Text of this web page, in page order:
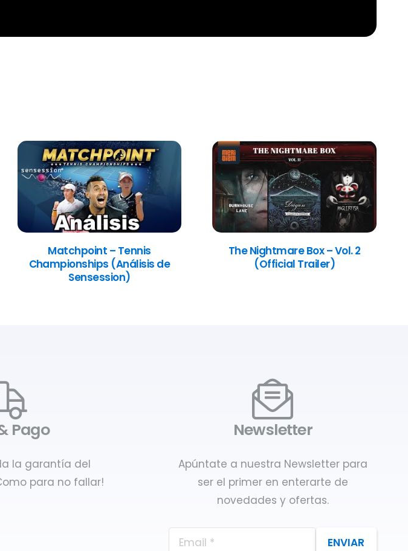
Matchpoint – Tennis
Championships (Análisis de
Sensession)
The Nightmare Box – Vol. 2
(Official Trailer)
Pago
la garantía del
para no fallar!
Newsletter
Apúntate a nuestra Newsletter para
ser el primer en enterarte de
novedades y ofertas.
ENVIAR